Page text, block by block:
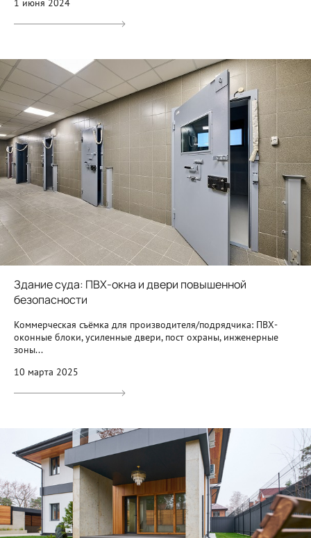
Здание суда: ПВХ-окна и двери повышенной
безопасности
Коммерческая съёмка для производителя/подрядчика: ПВХ-
оконные блоки, усиленные двери, пост охраны, инженерные
зоны...
10 марта 2025